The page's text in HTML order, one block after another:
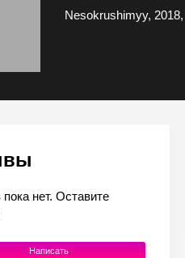
Nesokrushimyy,
нет. Оставите
Написать